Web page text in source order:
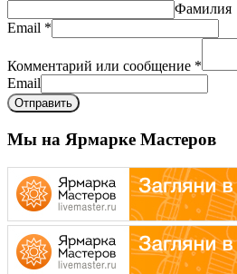
Фамилия
Email *
Комментарий или сообщение *
Email
Отправить
Мы на Ярмарке Мастеров